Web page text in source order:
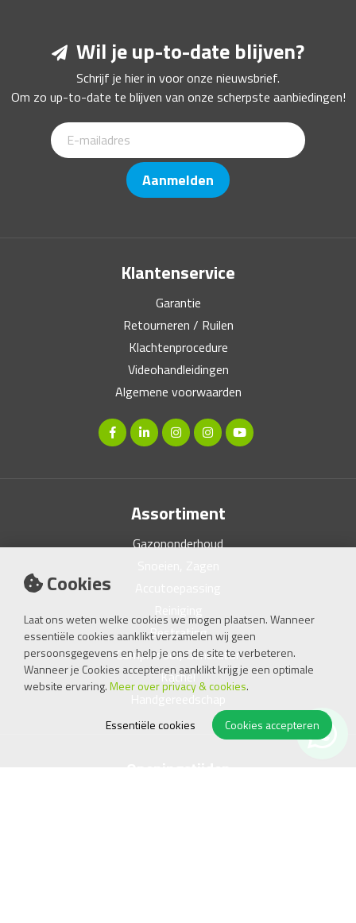
Cookies
Laat ons weten welke cookies we mogen plaatsen. Wanneer
essentiële cookies aanklikt verzamelen wij geen
persoonsgegevens en help je ons de site te verbeteren.
Wanneer je Cookies accepteren aanklikt krijg je een optimale
website ervaring.Meer over privacy & cookies.
Cookies accepteren
Essentiële cookies
Wil je up-to-date blijven?
Schrijf je hier in voor onze nieuwsbrief.
Om zo up-to-date te blijven van onze scherpste aanbiedingen!
Aanmelden
Klantenservice
Garantie
Retourneren / Ruilen
Klachtenprocedure
Videohandleidingen
Algemene voorwaarden
Assortiment
Gazononderhoud
Bestrating
Compressor, Generator
Kachel
Handgereedschap